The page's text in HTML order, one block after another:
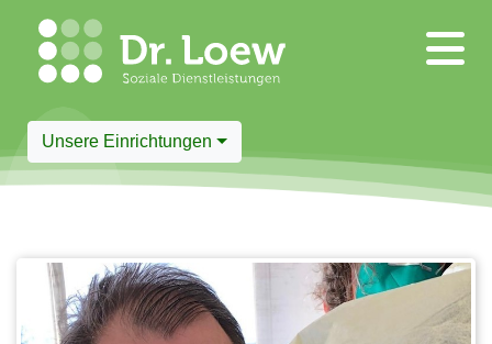
Unsere Einrichtungen